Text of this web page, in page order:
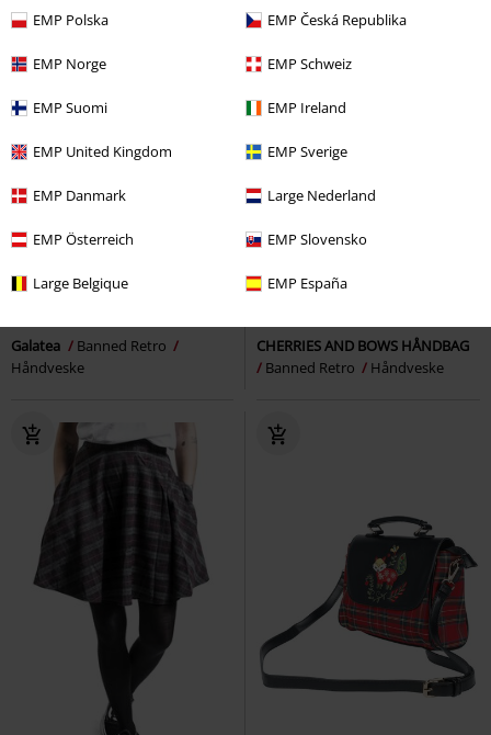
EMP Polska EMP Česká Republika
EMP Norge EMP Schweiz
EMP Suomi EMP Ireland
EMP United Kingdom EMP Sverige
EMP Danmark Large Nederland
EMP Österreich EMP Slovensko
Large Belgique EMP España
kr 839,00
Galatea
Banned Retro
Håndveske
CHERRIES AND BOWS HÅNDBAG
Banned Retro
Håndveske